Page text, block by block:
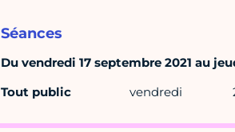
Séances
Du vendredi 17 septembre 2021 au
Tout public
vendredi